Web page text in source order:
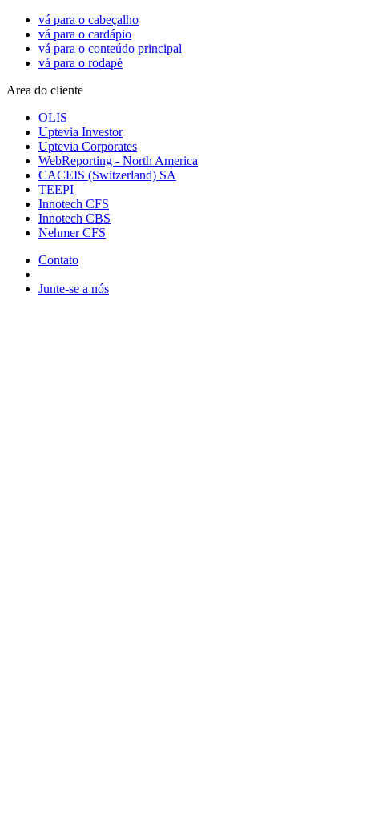
vá para o cabeçalho
vá para o cardápio
vá para o conteúdo principal
vá para o rodapé
Area do cliente
OLIS
Uptevia Investor
Uptevia Corporates
WebReporting - North America
CACEIS (Switzerland) SA
TEEPI
Innotech CFS
Innotech CBS
Nehmer CFS
Contato
Junte-se a nós